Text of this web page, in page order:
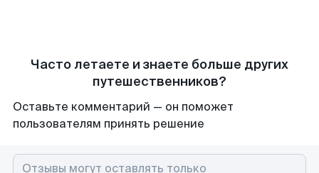
Часто летаете и знаете больше других
путешественников?
Оставьте комментарий — он поможет
пользователям принять решение